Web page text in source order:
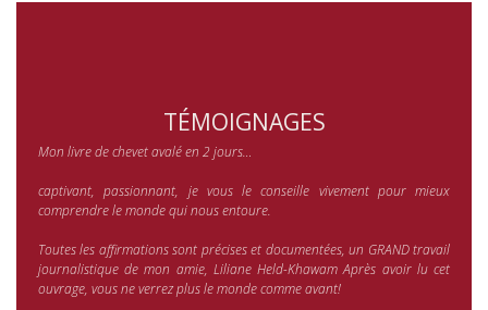
TÉMOIGNAGES
Mon livre de chevet avalé en 2 jours…
captivant, passionnant, je vous le conseille vivement pour mieux
comprendre le monde qui nous entoure.
Toutes les affirmations sont précises et documentées, un GRAND travail
journalistique de mon amie, Liliane Held-Khawam Après avoir lu cet
ouvrage, vous ne verrez plus le monde comme avant!